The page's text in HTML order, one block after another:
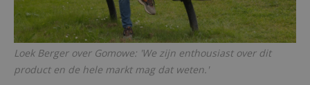
Loek Berger over Gomowe: 'We zijn enthousiast over dit
product en de hele markt mag dat weten.'